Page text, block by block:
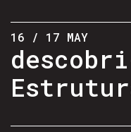
16 / 17 MAY